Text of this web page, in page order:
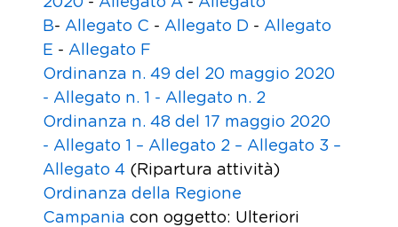
B- Allegato C - Allegato D - Allegato
E - Allegato F
Ordinanza n. 49 del 20 maggio 2020
- Allegato n. 1 - Allegato n. 2
Ordinanza n. 48 del 17 maggio 2020
- Allegato 1 – Allegato 2 – Allegato 3 –
Allegato 4 (Ripartura attività)
Ordinanza della Regione
Campania con oggetto: Ulteriori